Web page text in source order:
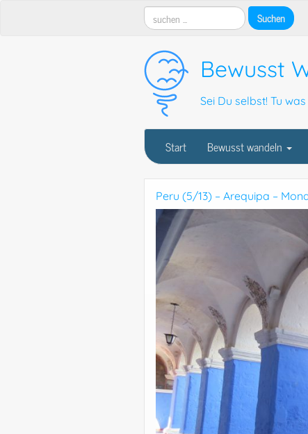
Bewusst
Sei Du selbst! Tu
Start Bewusst wandeln
Peru (5/13) – Arequipa –